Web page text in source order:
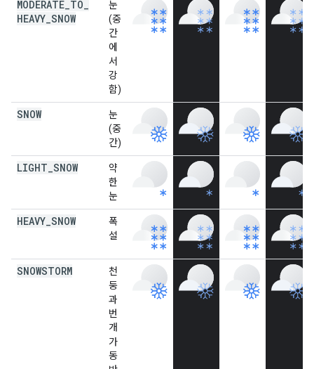
MODERATE TO
HEAVY SNOW
눈
(중
간
에
서
강
함)
SNOW
눈
(중
간)
LIGHT SNOW
약
한
눈
HEAVY SNOW
폭
설
SNOWSTORM
천
둥
과
번
개
가
동